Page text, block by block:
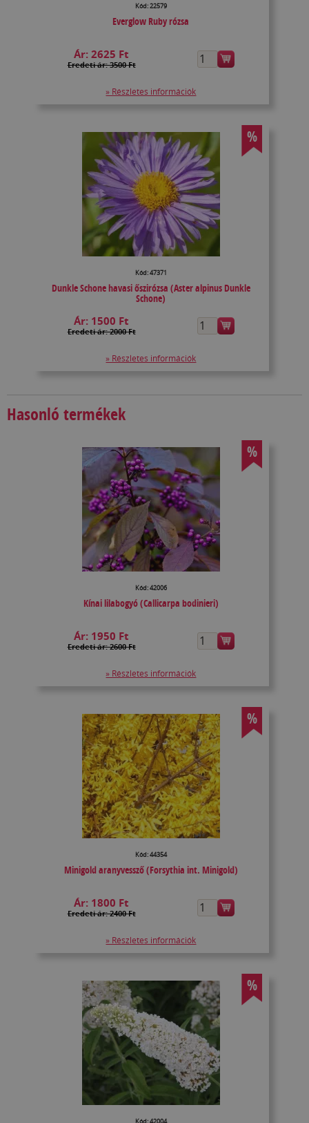
Kód: 22579
Everglow Ruby rózsa
Ár:2625 Ft
Eredeti ár: 3500 Ft
» Részletes információk
%
Kód: 47371
Dunkle Schone havasi őszirózsa (Aster alpinus Dunkle
Schone)
Ár: 1500 Ft
Eredeti ár: 2000 Ft
» Részletes információk
Hasonló termékek
%
Kód: 42006
Kínai lilabogyó (Callicarpa bodinieri)
Ár: 1950 Ft
Eredeti ár: 2600 Ft
» Részletes információk
%
Kód: 44354
Minigold aranyvessző (Forsythia int. Minigold)
Ár: 1800 Ft
Eredeti ár: 2400 Ft
» Részletes információk
%